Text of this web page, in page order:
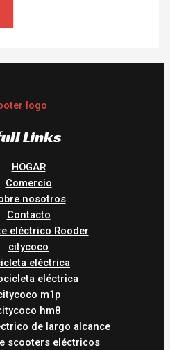
Links
HOGAR
Comercio
nosotros
Contacto
eléctrico Rooder
citycoco
eléctrica
eléctrica
m1p
hm8
de largo alcance
scooters eléctricos